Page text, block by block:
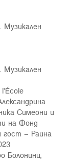
Музикален
Музикален
Симеони и
на Фонд
гост – Райна
Болонини,